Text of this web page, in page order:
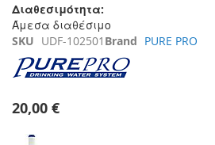
Διαθεσιμότητα:
Άμεσα διαθέσιμο
SKU UDF-102501 Brand PURE PRO
20,00 €